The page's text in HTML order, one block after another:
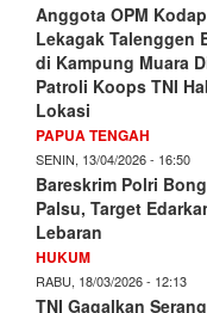
Anggota OPM
Lekagak Talenggen
di Kampung Muara
Patroli Koops TNI
Lokasi
PAPUA TENGAH
SENIN, 13/04/2026 - 16:50
Bareskrim Polri
Palsu, Target
Lebaran
HUKUM
RABU, 18/03/2026 - 12:13
TNI Gagalkan